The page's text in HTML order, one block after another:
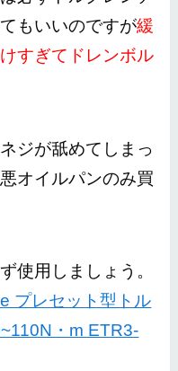
もいいのですが緩
すぎてドレンボル
ジが舐めてしまっ
オイルパンのみ買
使用しましょう。
プレセット型トル
・m ETR3-